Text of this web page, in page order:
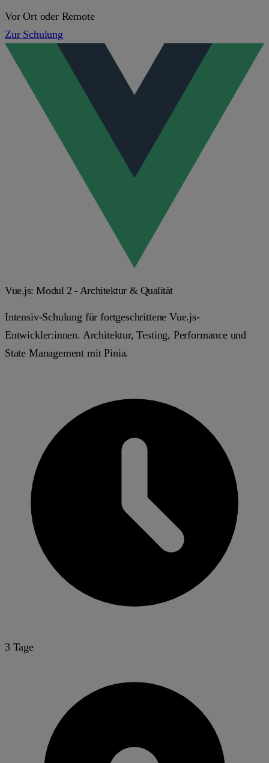
Vor Ort oder Remote
Zur Schulung
Vue.js: Modul 2 - Architektur & Qualität
Intensiv-Schulung für fortgeschrittene Vue.js-
Entwickler:innen. Architektur, Testing, Performance und
State Management mit Pinia.
3 Tage